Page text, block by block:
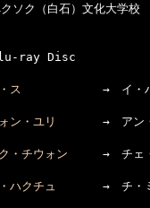
ソク（白石）文化大学校
ray Disc
ス →　イ・ハンシ
ン・ユリ →　アン・ソ
・チウォン →　チェ・フ
ハクチュ →　チ・ミョン